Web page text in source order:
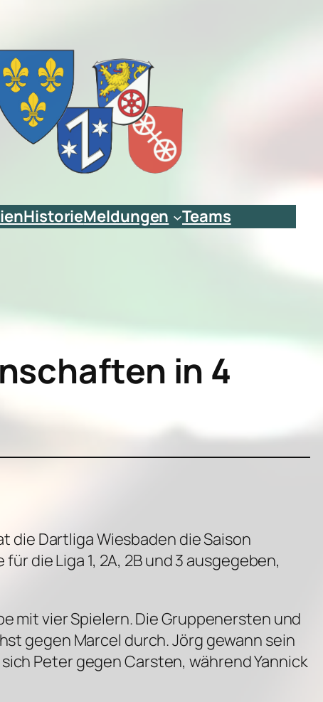
HistorieMeldungen Teams
in 4
die Dartliga Wiesbaden die Saison
die Liga 1, 2A, 2B und 3 ausgegeben,
mit vier Spielern. Die Gruppenersten und
gegen Marcel durch. Jörg gewann sein
Peter gegen Carsten, während Yannick